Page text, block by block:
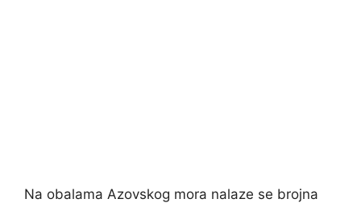
Na obalama Azovskog mora nalaze se brojna